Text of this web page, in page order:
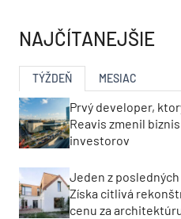
NAJČÍTANEJŠIE
TÝŽDEŇ MESIAC
Prvý developer,
Reavis zmenil
investorov
Jeden z
Získa citlivá
cenu za